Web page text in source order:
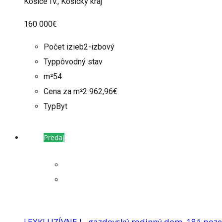
160 000€
Počet izieb2-izbový
Typpôvodný stav
m²54
Cena za m²2 962,96€
Typ Byt
Predaj